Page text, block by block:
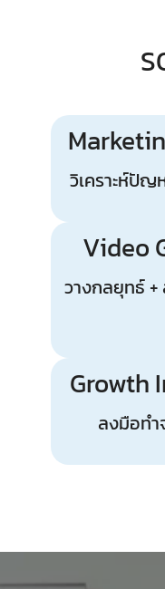
วิเคราะห์ปั
Video
วางกลยุทธ์
Growth
ลงมือทำ